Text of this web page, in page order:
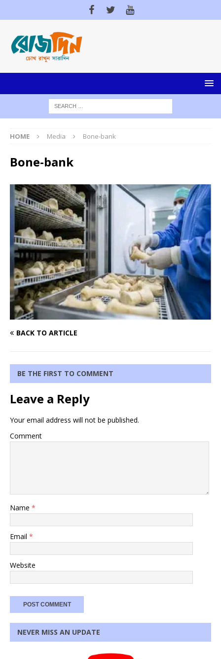
HOME Media Bone-bank
Bone-bank
BACK TO ARTICLE
BE THE FIRST TO COMMENT
Leave a Reply
Your email address will not be published.
Comment
Name *
Email *
Website
NEVER MISS AN UPDATE